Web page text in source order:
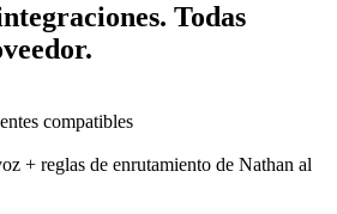
Todas
compatibles
+ reglas de enrutamiento de Nathan al